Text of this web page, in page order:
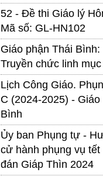
52 - Đề thi Giáo lý
Mã số: GL-HN102
Giáo phận Thái Bình:
Truyền chức linh
Lịch Công Giáo.
C (2024-2025) - Giáo
Bình
Ủy ban Phụng tự -
cử hành phụng vụ tết
đán Giáp Thìn 2024